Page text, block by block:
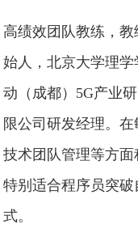
高绩效团队教练，
始人，北京大学理
动（成都）5G产业
限公司研发经理。
技术团队管理等方
特别适合程序员突
式。